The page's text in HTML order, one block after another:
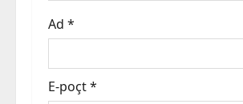
n
Ad *
E-poçt*